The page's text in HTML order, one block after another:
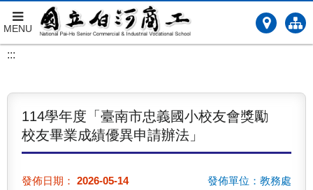
跳
到
要
MENU
:::
114學年度「臺南市忠義國小校友會獎勵
校友畢業成績優異申請辦法」
發佈日期： 2026-05-14 發佈單位：教務處